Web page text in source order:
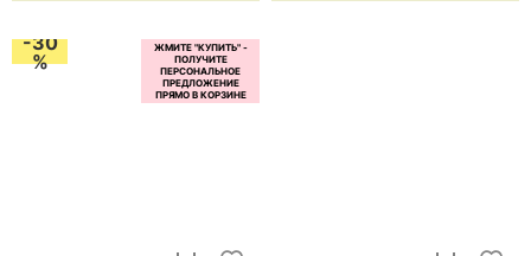
-30
%